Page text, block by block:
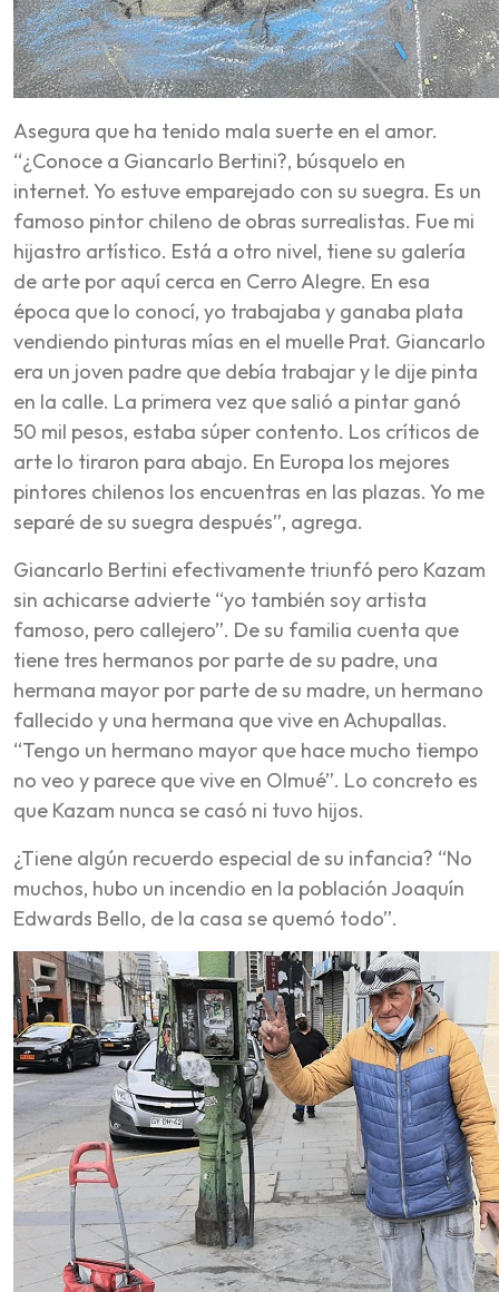
Asegura que ha tenido mala suerte en el amor.
“¿Conoce a Giancarlo Bertini?, búsquelo en
internet. Yo estuve emparejado con su suegra. Es un
famoso pintor chileno de obras surrealistas. Fue mi
hijastro artístico. Está a otro nivel, tiene su galería
de arte por aquí cerca en Cerro Alegre. En esa
época que lo conocí, yo trabajaba y ganaba plata
vendiendo pinturas mías en el muelle Prat. Giancarlo
era un joven padre que debía trabajar y le dije pinta
en la calle. La primera vez que salió a pintar ganó
50 mil pesos, estaba súper contento. Los críticos de
arte lo tiraron para abajo. En Europa los mejores
pintores chilenos los encuentras en las plazas. Yo me
separé de su suegra después”, agrega.
Giancarlo Bertini efectivamente triunfó pero Kazam
sin achicarse advierte “yo también soy artista
famoso, pero callejero”. De su familia cuenta que
tiene tres hermanos por parte de su padre, una
hermana mayor por parte de su madre, un hermano
fallecido y una hermana que vive en Achupallas.
“Tengo un hermano mayor que hace mucho tiempo
no veo y parece que vive en Olmué”. Lo concreto es
que Kazam nunca se casó ni tuvo hijos.
¿Tiene algún recuerdo especial de su infancia? “No
muchos, hubo un incendio en la población Joaquín
Edwards Bello, de la casa se quemó todo”.